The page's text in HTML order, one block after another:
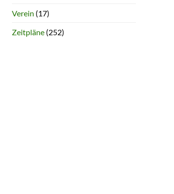
Verein (17)
Zeitpläne(252)